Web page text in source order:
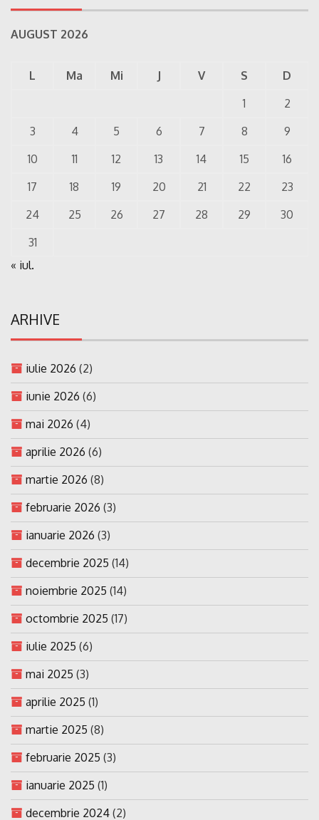
AUGUST 2026
L Ma Mi J V S
D
1
2
3
4 5 6 7 8
9
10
11 12 13 14 15
16
17
18 19 20 21 22
23
24
25 26 27 28 29
30
31
« iul.
ARHIVE
iulie 2026 (2)
iunie 2026 (6)
mai 2026 (4)
aprilie 2026 (6)
martie 2026 (8)
februarie 2026 (3)
ianuarie 2026 (3)
decembrie 2025 (14)
noiembrie 2025 (14)
octombrie 2025 (17)
iulie 2025 (6)
mai 2025 (3)
aprilie 2025 (1)
martie 2025 (8)
februarie 2025 (3)
ianuarie 2025 (1)
decembrie 2024 (2)